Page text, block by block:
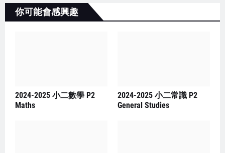
你可能會感興趣
2024-2025 小二數學 P2
Maths
2024-2025 小二常識 P2
General Studies